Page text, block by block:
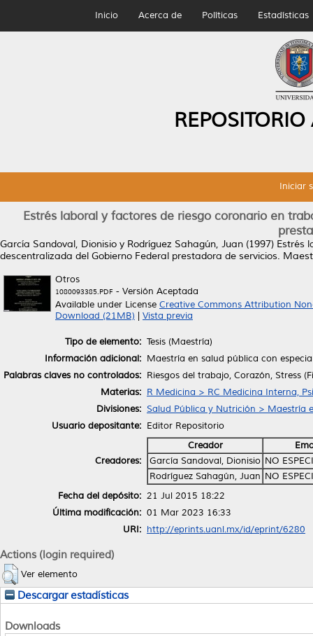
Inicio Acerca de Políticas Estadísticas
Iniciar
Estrés laboral y factores de riesgo coronario en
García Sandoval, Dionisio y Rodríguez Sahagún, Juan (1997) Estrés
descentralizada del Gobierno Federal prestadora de servicios.
Otros
1080093385.PDF - Versión Aceptada
Available under License Creative Commons Attribution
Download (21MB)
Vista previa
Tipo de elemento: Tesis (Maestría)
Información adicional: Maestría en salud pública con
Palabras claves no controlados: Riesgos del trabajo, Corazón, Stress
Materias: R Medicina > RC Medicina Interna,
Divisiones: Salud Pública y Nutrición > Maestría
Usuario depositante: Editor Repositorio
Creadores:
Creador
García Sandoval, Dionisio NO
Rodríguez Sahagún, Juan NO
Fecha del depósito: 21 Jul 2015 18:22
Última modificación: 01 Mar 2023 16:33
URI: http://eprints.uanl.mx/id/eprint/6280
Actions (login required)
Ver elemento
Descargar estadísticas
Downloads